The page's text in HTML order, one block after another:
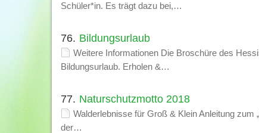
Schüler*in. Es trägt dazu bei,…
76. Bildungsurlaub
Weitere Informationen Die Broschüre des
Bildungsurlaub. Erholen &…
77. Naturschutzmotto 2018
Walderlebnisse für Groß & Klein Anleitung zum
der…